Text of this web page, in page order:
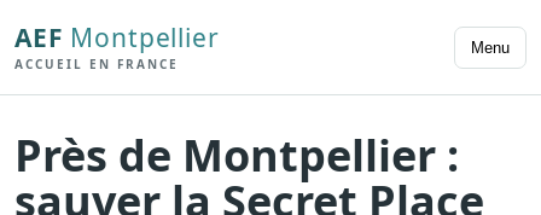
AEF Montpellier
ACCUEIL EN FRANCE
Menu
Près de Montpellier :
sauver la Secret Place